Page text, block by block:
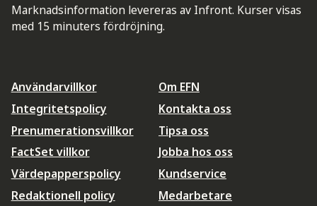
Marknadsinformation levereras av Infront. Kurser visas
med 15 minuters fördröjning.
Användarvillkor
Integritetspolicy
Prenumerationsvillkor
FactSet villkor
Värdepapperspolicy
Redaktionell policy
Om EFN
Kontakta oss
Tipsa oss
Jobba hos oss
Kundservice
Medarbetare